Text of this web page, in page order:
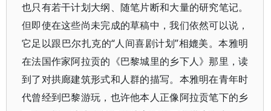
也只有若干计划大纲、随笔片断和大量的研究笔记。
但即使在这些尚未完成的草稿中，我们依然可以说，
它足以跟巴尔扎克的“人间喜剧计划”相媲美。本雅明
在法国作家阿拉贡的《巴黎城里的乡下人》那里，读
到了对拱廊建筑形式和人群的描写。本雅明在青年时
代曾经到巴黎游玩，也许他本人正像阿拉贡笔下的乡